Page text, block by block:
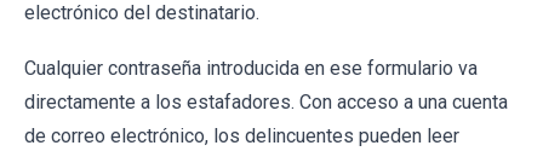
electrónico del destinatario.
Cualquier contraseña introducida en ese formulario va
directamente a los estafadores. Con acceso a una cuenta
de correo electrónico, los delincuentes pueden leer